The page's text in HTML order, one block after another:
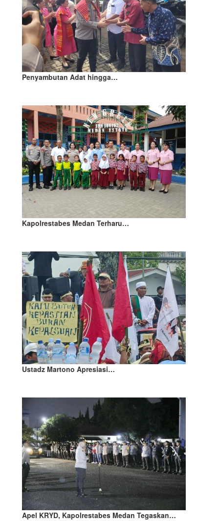
Penyambutan Adat hingga…
Kapolrestabes Medan Terharu…
Ustadz Martono Apresiasi…
Apel KRYD, Kapolrestabes Medan Tegaskan…